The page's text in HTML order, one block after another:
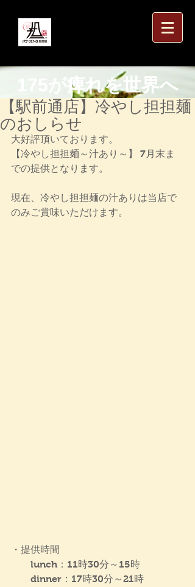
175が痺れを世界へ
【駅前通店】冷やし担担麺
のおしらせ
大好評頂いております。
【冷やし担担麺～汁あり～】 7月末ま
での提供となります。
現在、冷やし担担麺の汁ありは当店で
のみご賞味いただけます。
・提供時間
lunch：11時30分～15時
dinner：17時30分～21時